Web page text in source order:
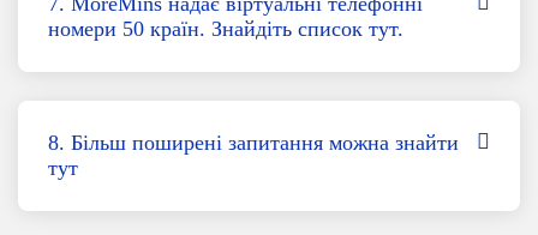
номери 50 країн. Знайдіть список тут.
8. Більш поширені запитання можна знайти
тут